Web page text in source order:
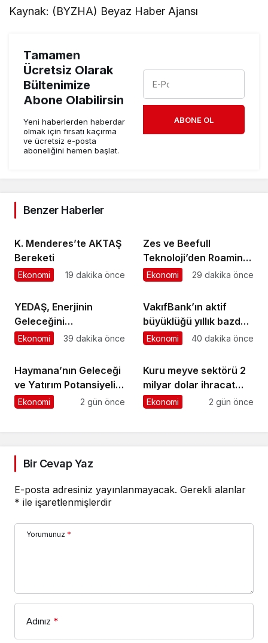
Kaynak: (BYZHA) Beyaz Haber Ajansı
Tamamen
Ücretsiz Olarak
Bültenimize
Abone Olabilirsin
Yeni haberlerden haberdar
olmak için fırsatı kaçırma
ve ücretsiz e-posta
aboneliğini hemen başlat.
ABONE OL
Benzer Haberler
K. Menderes’te AKTAŞ
Bereketi
Ekonomi 19 dakika önce
Zes ve Beefull
Teknoloji’den Roaming
İş Birliği
Ekonomi 29 dakika önce
YEDAŞ, Enerjinin
Geleceğini
Şekillendirecek Genç
Ekonomi 39 dakika önce
VakıfBank’ın aktif
büyüklüğü yıllık bazda
yüzde 28 artışla 5,8
Ekonomi 40 dakika önce
Haymana’nın Geleceği
ve Yatırım Potansiyeli
Masaya Yatırıldı
Ekonomi 2 gün önce
Kuru meyve sektörü 2
milyar dolar ihracat
hedefi için Ankara’dan
Ekonomi 2 gün önce
Bir Cevap Yaz
E-posta adresiniz yayınlanmayacak. Gerekli alanlar
* ile işaretlenmişlerdir
Yorumunuz *
Adınız *